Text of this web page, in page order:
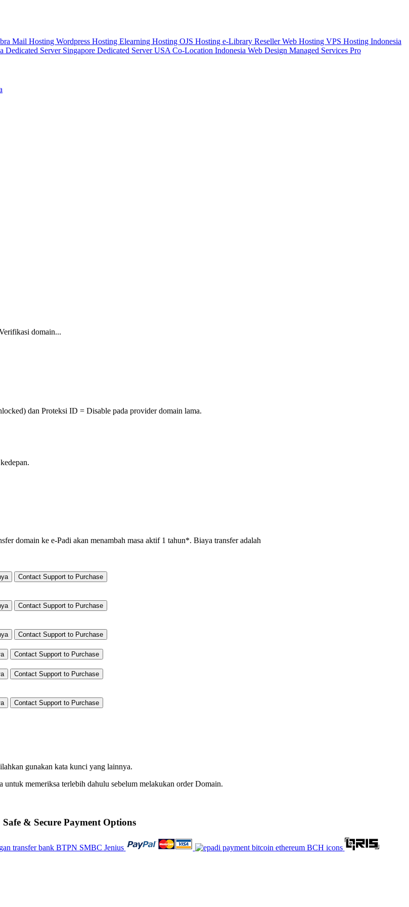
Mail Hosting Wordpress Hosting Elearning Hosting OJS Hosting e-Library Reseller Web Hosting VPS Hosting Indonesia
Dedicated Server Singapore Dedicated Server USA Co-Location Indonesia Web Design Managed Services Pro
domain...
dan Proteksi ID = Disable pada provider domain lama.
domain ke e-Padi akan menambah masa aktif 1 tahun*. Biaya transfer adalah
Contact Support to Purchase
Contact Support to Purchase
Contact Support to Purchase
Contact Support to Purchase
Contact Support to Purchase
Contact Support to Purchase
gunakan kata kunci yang lainnya.
memeriksa terlebih dahulu sebelum melakukan order Domain.
Safe & Secure Payment Options